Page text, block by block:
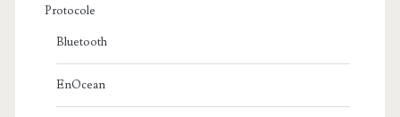
Protocole
Bluetooth
EnOcean